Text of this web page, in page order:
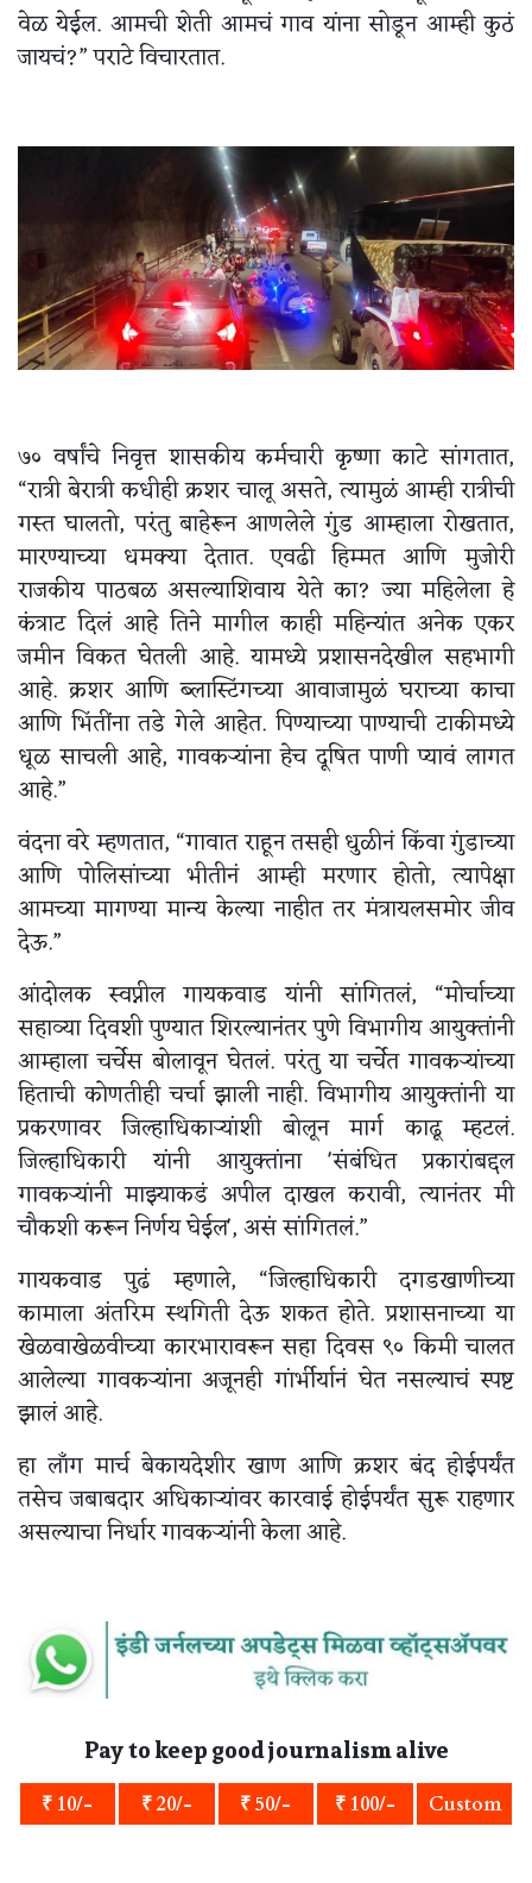
वेळ येईल. आमची शेती आमचं गाव यांना सोडून आम्ही कुठं
जायचं?” पराटे विचारतात.
७० वर्षांचे निवृत्त शासकीय कर्मचारी कृष्णा काटे सांगतात,
“रात्री बेरात्री कधीही क्रशर चालू असते, त्यामुळं आम्ही रात्रीची
गस्त घालतो, परंतु बाहेरून आणलेले गुंड आम्हाला रोखतात,
मारण्याच्या धमक्या देतात. एवढी हिम्मत आणि मुजोरी
राजकीय पाठबळ असल्याशिवाय येते का? ज्या महिलेला हे
कंत्राट दिलं आहे तिने मागील काही महिन्यांत अनेक एकर
जमीन विकत घेतली आहे. यामध्ये प्रशासनदेखील सहभागी
आहे. क्रशर आणि ब्लास्टिंगच्या आवाजामुळं घराच्या काचा
आणि भिंतींना तडे गेले आहेत. पिण्याच्या पाण्याची टाकीमध्ये
धूळ साचली आहे, गावकऱ्यांना हेच दूषित पाणी प्यावं लागत
आहे.”
वंदना वरे म्हणतात, “गावात राहून तसही धुळीनं किंवा गुंडाच्या
आणि पोलिसांच्या भीतीनं आम्ही मरणार होतो, त्यापेक्षा
आमच्या मागण्या मान्य केल्या नाहीत तर मंत्रायलसमोर जीव
देऊ.”
आंदोलक स्वप्नील गायकवाड यांनी सांगितलं, “मोर्चाच्या
सहाव्या दिवशी पुण्यात शिरल्यानंतर पुणे विभागीय आयुक्तांनी
आम्हाला चर्चेस बोलावून घेतलं. परंतु या चर्चेत गावकऱ्यांच्या
हिताची कोणतीही चर्चा झाली नाही. विभागीय आयुक्तांनी या
प्रकरणावर जिल्हाधिकाऱ्यांशी बोलून मार्ग काढू म्हटलं.
जिल्हाधिकारी यांनी आयुक्तांना 'संबंधित प्रकारांबद्दल
गावकऱ्यांनी माझ्याकडं अपील दाखल करावी, त्यानंतर मी
चौकशी करून निर्णय घेईल', असं सांगितलं.”
गायकवाड पुढं म्हणाले, “जिल्हाधिकारी दगडखाणीच्या
कामाला अंतरिम स्थगिती देऊ शकत होते. प्रशासनाच्या या
खेळवाखेळवीच्या कारभारावरून सहा दिवस ९० किमी चालत
आलेल्या गावकऱ्यांना अजूनही गांर्भीर्यानं घेत नसल्याचं स्पष्ट
झालं आहे.
हा लाँग मार्च बेकायदेशीर खाण आणि क्रशर बंद होईपर्यंत
तसेच जबाबदार अधिकाऱ्यांवर कारवाई होईपर्यंत सुरू राहणार
असल्याचा निर्धार गावकऱ्यांनी केला आहे.
Pay to keep good journalism alive
₹ 10/- ₹ 20/- ₹ 50/- ₹ 100/- Custom